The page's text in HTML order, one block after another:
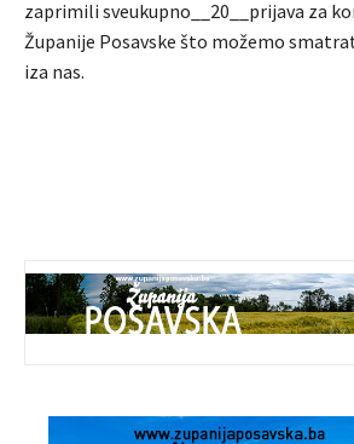
zaprimili sveukupno__20__prijava za
Županije Posavske što možemo
iza nas.